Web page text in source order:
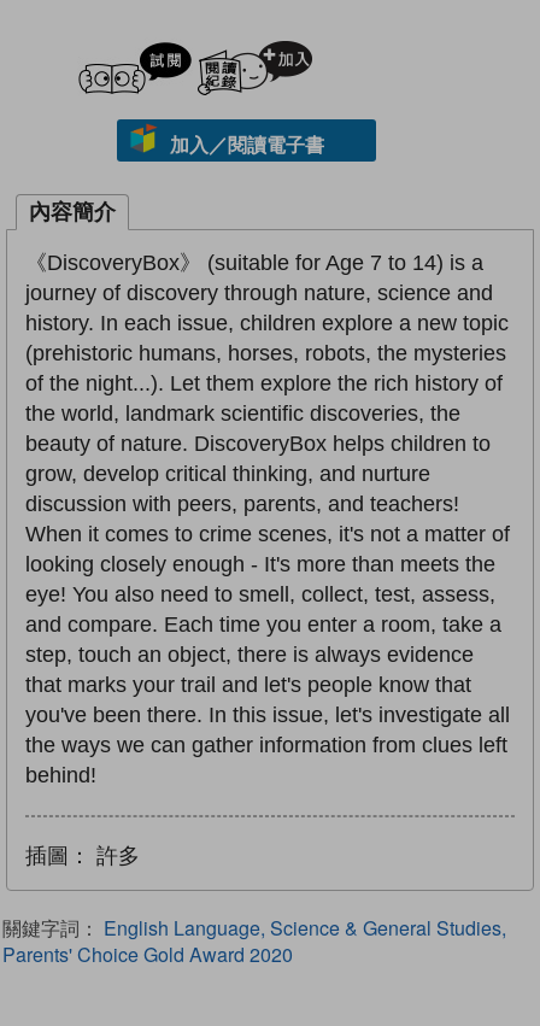
試閲
加入／閱讀電子書
內容簡介
《DiscoveryBox》 (suitable for Age 7 to 14) is a
journey of discovery through nature, science and
history. In each issue, children explore a new topic
(prehistoric humans, horses, robots, the mysteries
of the night...). Let them explore the rich history of
the world, landmark scientific discoveries, the
beauty of nature. DiscoveryBox helps children to
grow, develop critical thinking, and nurture
discussion with peers, parents, and teachers!
When it comes to crime scenes, it's not a matter of
looking closely enough - It's more than meets the
eye! You also need to smell, collect, test, assess,
and compare. Each time you enter a room, take a
step, touch an object, there is always evidence
that marks your trail and let's people know that
you've been there. In this issue, let's investigate all
the ways we can gather information from clues left
behind!
插圖： 許多
關鍵字詞： English Language, Science & General Studies,
Parents' Choice Gold Award 2020